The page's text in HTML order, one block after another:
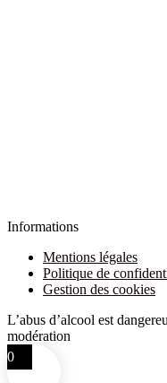
Informations
Mentions légales
Politique de
Gestion des cookies
L’abus d’alcool est
modération
0